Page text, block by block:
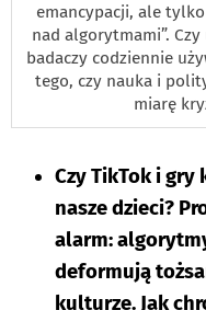
emancypacji, ale
nad algorytmami”.
badaczy codziennie
tego, czy nauka i
miarę
Czy TikTok i
nasze dzieci?
alarm:
deformują
kulturze. Jak